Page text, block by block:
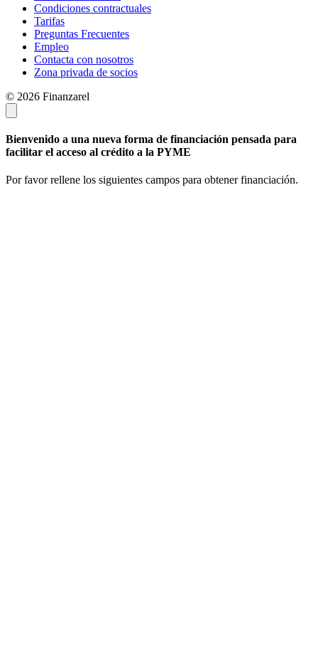
Condiciones contractuales
Tarifas
Preguntas Frecuentes
Empleo
Contacta con nosotros
Zona privada de socios
© 2026 Finanzarel
Bienvenido a una nueva forma de financiación pensada para
facilitar el acceso al crédito a la PYME
Por favor rellene los siguientes campos para obtener financiación.